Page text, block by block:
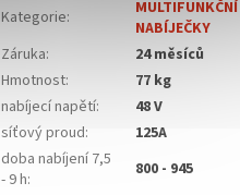
Kategorie:
MULTIFUNKČNÍ
NABÍJEČKY
Záruka:
24 měsíců
Hmotnost:
77 kg
nabíjecí napětí:
48 V
síťový proud:
125A
doba nabíjení 7,5
- 9 h:
800 - 945